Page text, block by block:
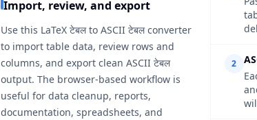
Import, review, and export
Use this LaTeX टेबल to ASCII टेबल converter
to import table data, review rows and
columns, and export clean ASCII टेबल
output. The browser-based workflow is
useful for data cleanup, reports,
documentation, spreadsheets, and
2